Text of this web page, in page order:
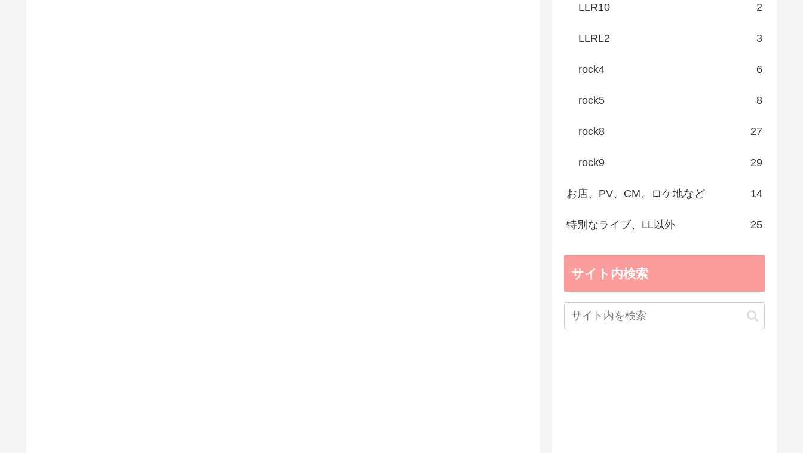
LLR10 2
LLRL2 3
rock4 6
rock5 8
rock8 27
rock9 29
お店、PV、CM、ロケ地など 14
特別なライブ、LL以外 25
サイト内検索